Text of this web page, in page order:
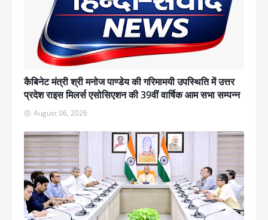
कैबिनेट मंत्री श्री मनोज पाण्डेय की गरिमामयी उपस्थिति में उत्तर
प्रदेश राइस मिलर्स एसोसिएशन की 39वीं वार्षिक आम सभा सम्पन्न
August 06, 2026